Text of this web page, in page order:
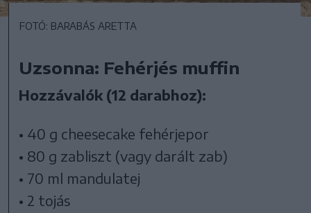
FOTÓ: BARABÁS ARETTA
Uzsonna: Fehérjés muffin
Hozzávalók (12 darabhoz):
• 40 g cheesecake fehérjepor
• 80 g zabliszt (vagy darált zab)
• 70 ml mandulatej
• 2 tojás